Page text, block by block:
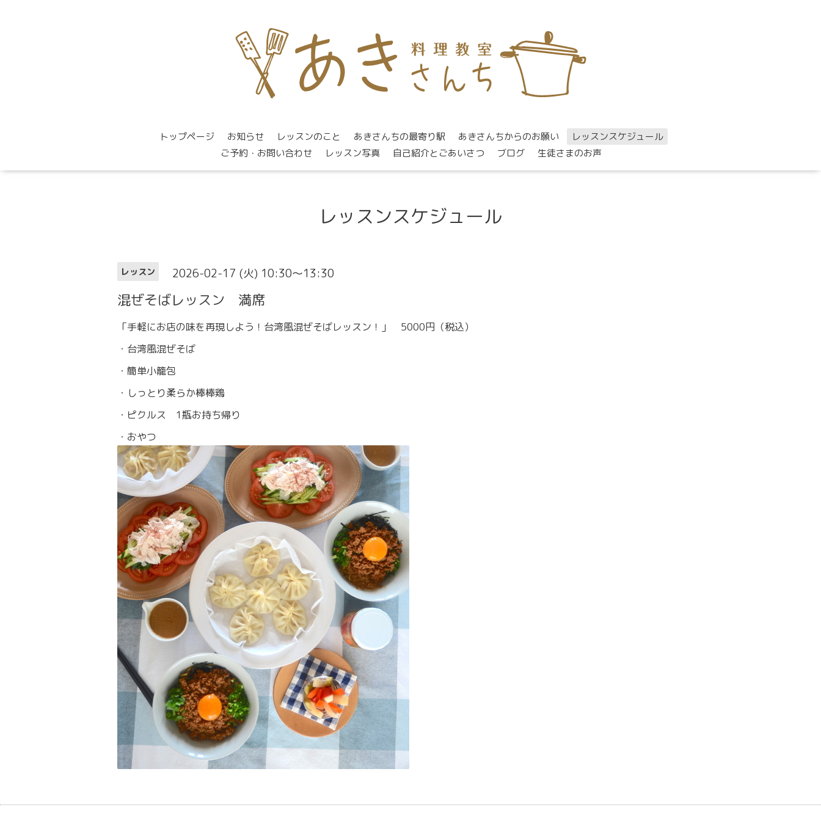
トップページ お知らせ レッスンのこと あきさんちの最寄り駅 あきさんちからのお願い
レッスンスケジュール
ご予約・お問い合わせ
レッスン写真 自己紹介とごあいさつ ブログ 生徒さまのお声
レッスンスケジュール
レッスン 2026-02-17 (火) 10:30～13:30
混ぜそばレッスン 満席
「手軽にお店の味を再現しよう！台湾風混ぜそばレッスン！」 5000円（税込）
・台湾風混ぜそば
・簡単小籠包
・しっとり柔らか棒棒鶏
・ピクルス 1瓶お持ち帰り
・おやつ